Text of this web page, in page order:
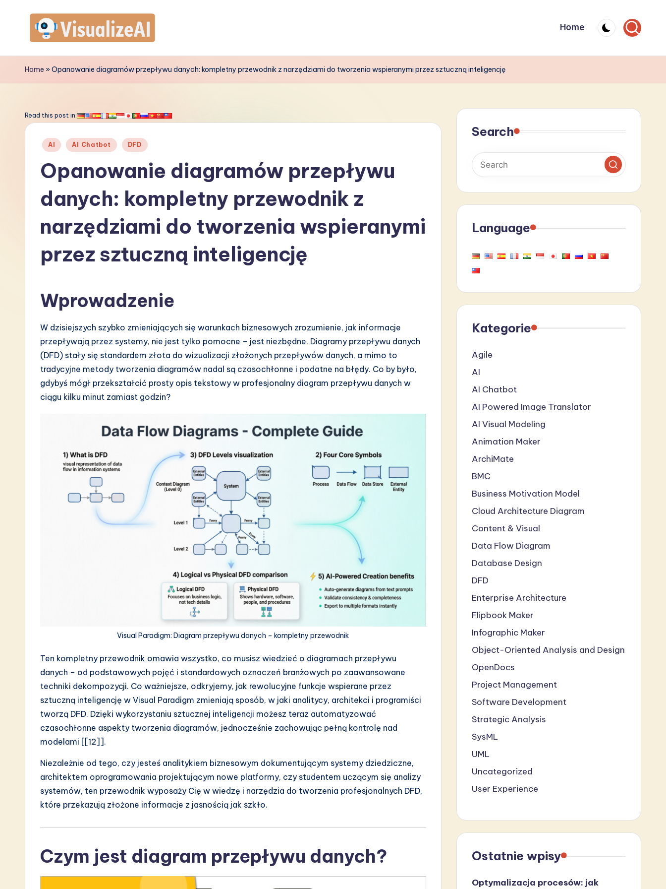
contentV
is
a
w
Home
Home »Opanowanie diagramów przepływu danych: kompletny przewodnik z narzędziami do tworzenia wspieranymi przez sztuczną inteligencję
Read this post in:
Posted
AI AI Chatbot DFD
Opanowanie diagramów przepływu
danych: kompletny przewodnik z
narzędziami do tworzenia wspieranymi
przez sztuczną inteligencję
Wprowadzenie
W dzisiejszych szybko zmieniających się warunkach biznesowych zrozumienie, jak informacje
przepływają przez systemy, nie jest tylko pomocne – jest niezbędne. Diagramy przepływu danych
(DFD) stały się standardem złota do wizualizacji złożonych przepływów danych, a mimo to
tradycyjne metody tworzenia diagramów nadal są czasochłonne i podatne na błędy. Co by było,
gdybyś mógł przekształcić prosty opis tekstowy w profesjonalny diagram przepływu danych w
ciągu kilku minut zamiast godzin?
Visual Paradigm: Diagram przepływu danych – kompletny przewodnik
Ten kompletny przewodnik omawia wszystko, co musisz wiedzieć o diagramach przepływu
danych – od podstawowych pojęć i standardowych oznaczeń branżowych po zaawansowane
techniki dekompozycji. Co ważniejsze, odkryjemy, jak rewolucyjne funkcje wspierane przez
sztuczną inteligencję w Visual Paradigm zmieniają sposób, w jaki analitycy, architekci i programiści
tworzą DFD. Dzięki wykorzystaniu sztucznej inteligencji możesz teraz automatyzować
czasochłonne aspekty tworzenia diagramów, jednocześnie zachowując pełną kontrolę nad
modelami [[12]].
Niezależnie od tego, czy jesteś analitykiem biznesowym dokumentującym systemy dziedziczne,
architektem oprogramowania projektującym nowe platformy, czy studentem uczącym się analizy
systemów, ten przewodnik wyposaży Cię w wiedzę i narzędzia do tworzenia profesjonalnych DFD,
które przekazują złożone informacje z jasnością jak szkło.
Czym jest diagram przepływu danych?
Search
Language
Kategorie
Agile
AI
AI Chatbot
AI Powered Image Translator
AI Visual Modeling
Animation Maker
ArchiMate
BMC
Business Motivation Model
Cloud Architecture Diagram
Content & Visual
Data Flow Diagram
Database Design
DFD
Enterprise Architecture
Flipbook Maker
Infographic Maker
Object-Oriented Analysis and Design
OpenDocs
Project Management
Software Development
Strategic Analysis
SysML
UML
Uncategorized
User Experience
Ostatnie wpisy
Optymalizacja procesów: jak